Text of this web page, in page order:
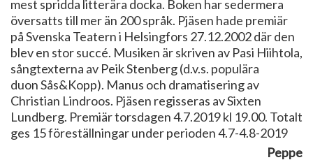
mest spridda litterära docka. Boken har sedermera
översatts till mer än 200 språk. Pjäsen hade premiär
på Svenska Teatern i Helsingfors 27.12.2002 där den
blev en stor succé. Musiken är skriven av Pasi Hiihtola,
sångtexterna av Peik Stenberg (d.v.s. populära
duon Sås&Kopp). Manus och dramatisering av
Christian Lindroos. Pjäsen regisseras av Sixten
Lundberg. Premiär torsdagen 4.7.2019 kl 19.00. Totalt
ges 15 föreställningar under perioden 4.7-4.8-2019
Peppe